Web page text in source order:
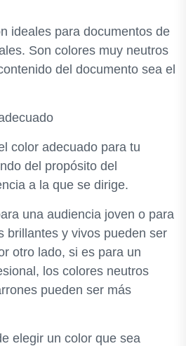
ideales para documentos de
Son colores muy neutros
del documento sea el
color adecuado para tu
del propósito del
a la que se dirige.
una audiencia joven o para
brillantes y vivos pueden ser
otro lado, si es para un
los colores neutros
pueden ser más
elegir un color que sea